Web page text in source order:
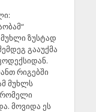
ზუსტად
გააუქმა
რიგებში
მუხლს
მოვიდა ეს